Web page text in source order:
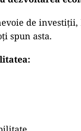
de
spun asta.